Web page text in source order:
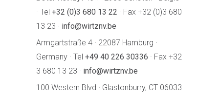
· Tel +32 (0)3 680 13 22 · Fax +32 (0)3 680
13 23 · info@wirtznv.be
Armgartstraße 4 · 22087 Hamburg ·
Germany · Tel +49 40 226 30336 · Fax +32
3 680 13 23 · info@wirtznv.be
100 Western Blvd · Glastonburry, CT 06033